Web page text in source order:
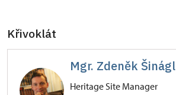
Křivoklát
Mgr. Zdeněk Šinágl
Heritage Site Manager